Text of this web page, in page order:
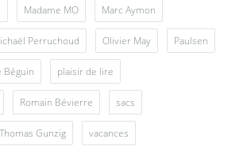
Madame MO Marc Aymon
Perruchoud Olivier May Paulsen
Béguin plaisir de lire
Romain Bévierre sacs
Thomas Gunzig vacances